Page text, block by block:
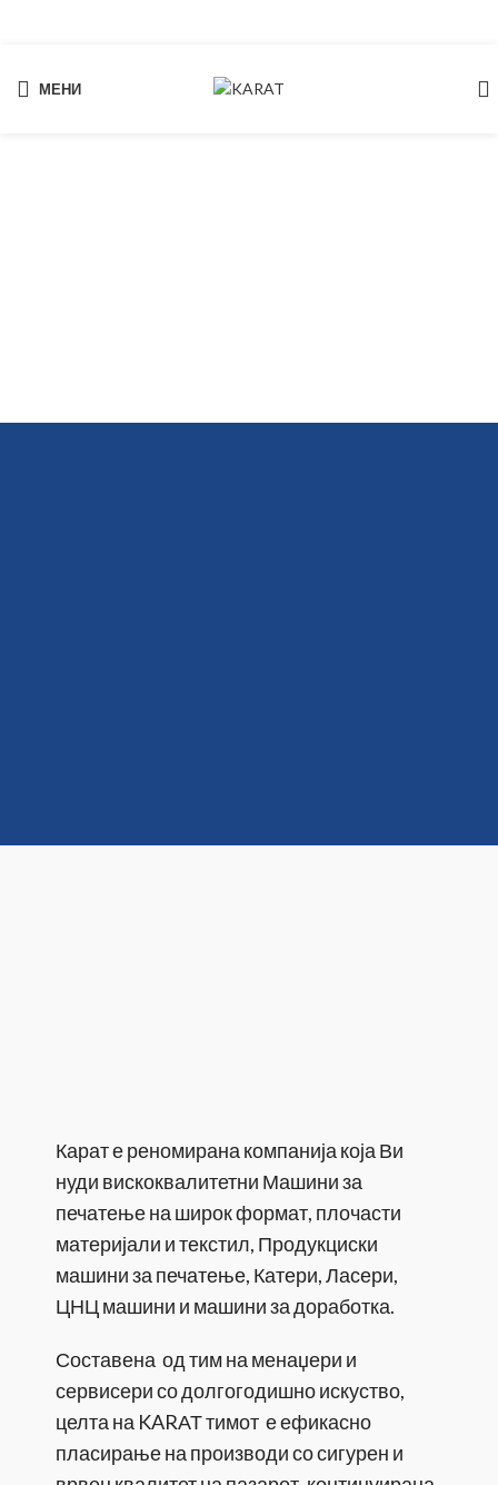
МЕНИ
Карат е реномирана компанија која Ви
нуди вискоквалитетни Машини за
печатење на широк формат, плочасти
материјали и текстил, Продукциски
машини за печатење, Катери, Ласери,
ЦНЦ машини и машини за доработка.
Составена од тим на менаџери и
сервисери со долгогодишно искуство,
целта на KARАТ тимот е ефикасно
пласирање на производи со сигурен и